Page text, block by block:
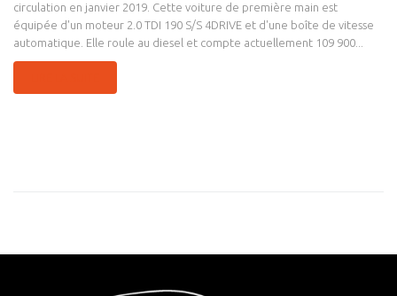
circulation en janvier 2019. Cette voiture de première main est
équipée d'un moteur 2.0 TDI 190 S/S 4DRIVE et d'une boîte de vitesse
automatique. Elle roule au diesel et compte actuellement 109 900...